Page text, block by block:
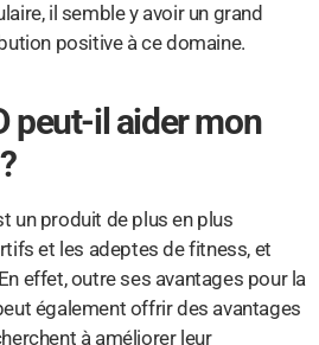
il semble y avoir un grand
positive à ce domaine.
peut-il aider mon
un produit de plus en plus
et les adeptes de fitness, et
effet, outre ses avantages pour la
également offrir des avantages
à améliorer leur